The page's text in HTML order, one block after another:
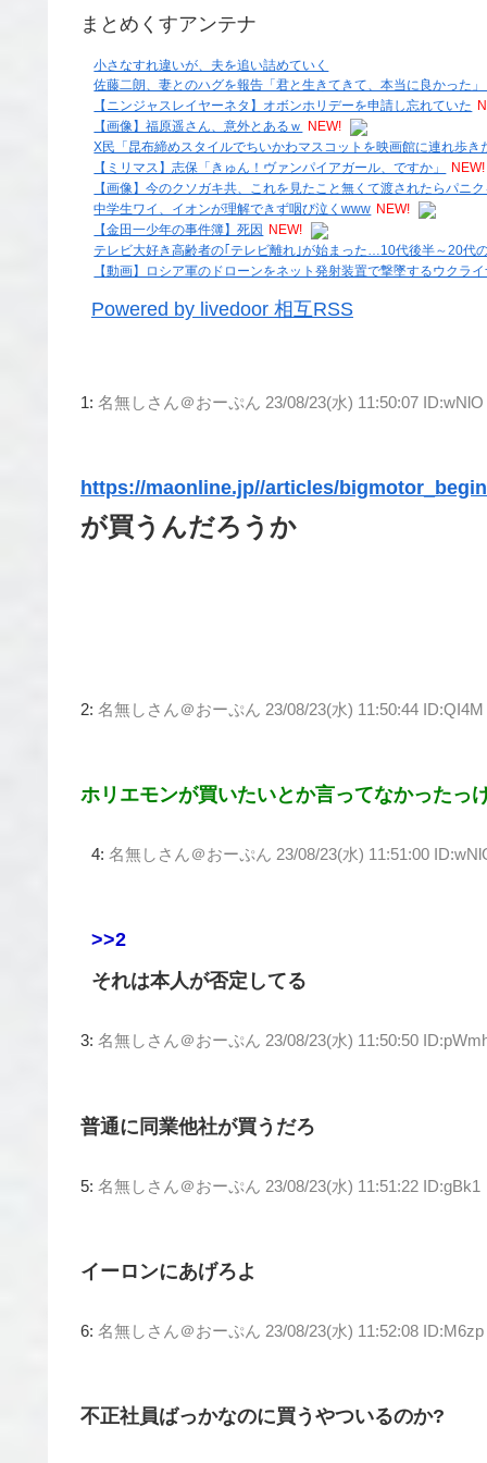
まとめくすアンテナ
小さなすれ違いが、夫を追い詰めていく
佐藤二朗、妻とのハグを報告「君と生きてきて、本当に良かった
【ニンジャスレイヤーネタ】オボンホリデーを申請し忘れていた
【画像】福原遥さん、意外とあるｗ
NEW!
X民「昆布締めスタイルでちいかわマスコットを映画館に連れ歩き
【ミリマス】志保「きゅん！ヴァンパイアガール、ですか」
NEW!
【画像】今のクソガキ共、これを見たこと無くて渡されたらパニ
中学生ワイ、イオンが理解できず咽び泣くwww NEW!
【金田一少年の事件簿】死因
NEW!
テレビ大好き高齢者の｢テレビ離れ｣が始まった…10代後半～20代
【動画】ロシア軍のドローンをネット発射装置で撃墜するウクラ
Powered by livedoor 相互RSS
1: 名無しさん＠おーぷん 23/08/23(水) 11:50:07 ID:wNlO
https://maonline.jp//articles/
が買うんだろうか
2: 名無しさん＠おーぷん 23/08/23(水) 11:50:44 ID:QI4M
ホリエモンが買いたいとか言ってなかったっ
4: 名無しさん＠おーぷん 23/08/23(水) 11:51:00
>>2
それは本人が否定してる
3: 名無しさん＠おーぷん 23/08/23(水) 11:50:50
普通に同業他社が買うだろ
5: 名無しさん＠おーぷん 23/08/23(水) 11:51:22 ID:gBk1
イーロンにあげろよ
6: 名無しさん＠おーぷん 23/08/23(水) 11:52:08 ID:M6zp
不正社員ばっかなのに買うやついるのか?